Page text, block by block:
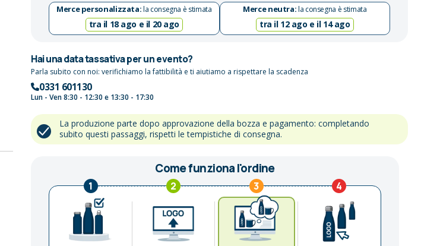
Merce personalizzata:la consegna è stimata
tra il 18 ago e il 20 ago
Merce neutra:la consegna è stimata
tra il 12 ago e il 14 ago
Hai una data tassativa per un evento?
Parla subito con noi: verifichiamo la fattibilità e ti aiutiamo a rispettare la scadenza
0331 601130
Lun - Ven 8:30 - 12:30 e 13:30 - 17:30
La produzione parte dopo approvazione della bozza e pagamento: completando
subito questi passaggi, rispetti le tempistiche di consegna.
Come funziona l'ordine
1 2 3 4